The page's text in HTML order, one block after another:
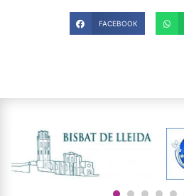
FACEBOOK